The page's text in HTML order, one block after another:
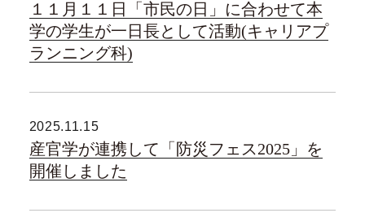
１１月１１日「市民の日」に合わせて本
学の学生が一日長として活動(キャリアプ
ランニング科)
2025.11.15
産官学が連携して「防災フェス2025」を
開催しました